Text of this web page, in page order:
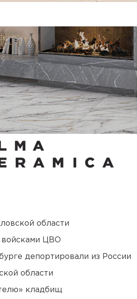
области
войсками ЦВО
депортировали из России
области
кладбищ